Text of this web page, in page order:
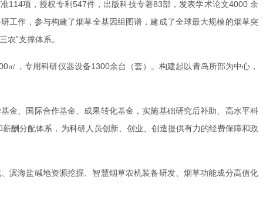
114项，授权专利547件，出版科技专著83部，发表学术论文4000 余
工作，参与构建了烟草全基因组图谱，建成了全球最大规模的烟草突
”支撑体系。
，专用科研仪器设备1300余台（套）。构建起以青岛所部为中心，
金、国际合作基金、成果转化基金，实施基础研究后补助、高水平科
酬分配体系，为科研人员创新、创业、创造提供有力的经费保障和政
滨海盐碱地资源挖掘、智慧烟草农机装备研发、烟草功能成分高值化